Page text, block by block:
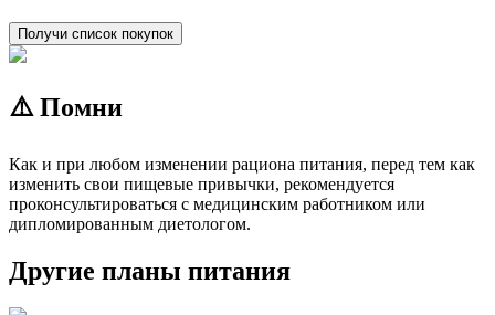
Получи список покупок
⚠️ Помни
Как и при любом изменении рациона питания, перед тем как
изменить свои пищевые привычки, рекомендуется
проконсультироваться с медицинским работником или
дипломированным диетологом.
Другие планы питания